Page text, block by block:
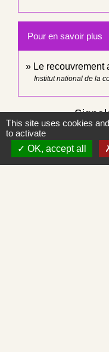
Pour en savoir plus
Le recouvrement
Institut national de la
This site uses cookies
to activate
OK, accept all